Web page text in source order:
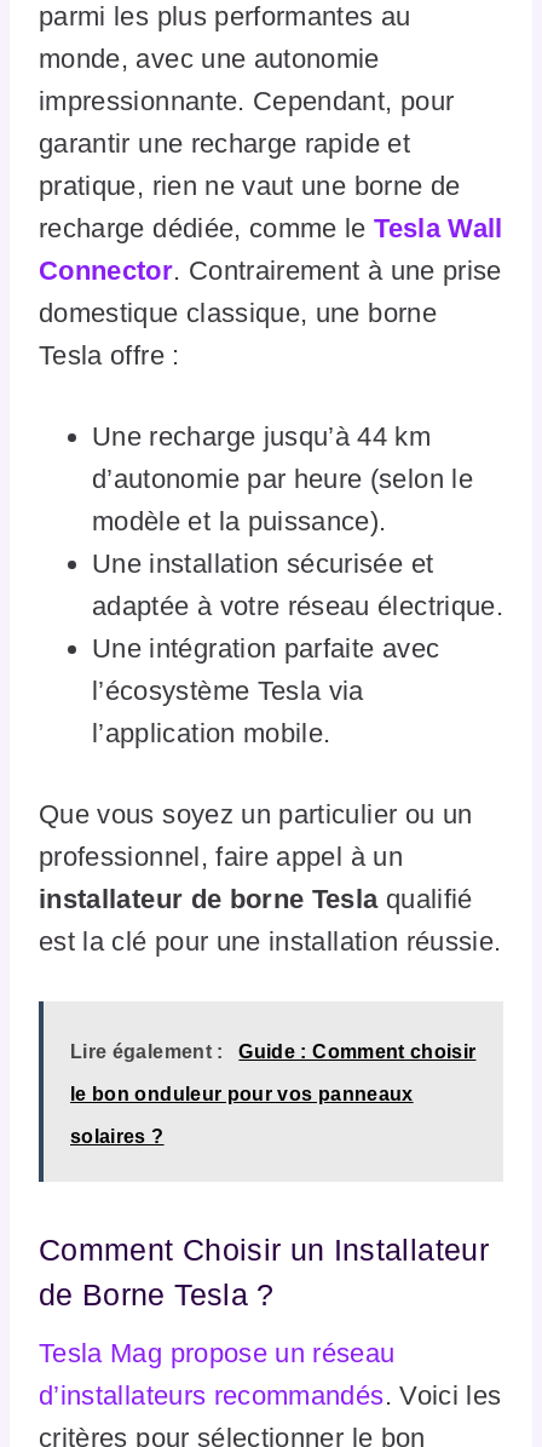
parmi les plus performantes au
monde, avec une autonomie
impressionnante. Cependant, pour
garantir une recharge rapide et
pratique, rien ne vaut une borne de
recharge dédiée, comme leTesla Wall
Connector. Contrairement à une prise
domestique classique, une borne
Tesla offre :
Une recharge jusqu’à 44 km
d’autonomie par heure (selon le
modèle et la puissance).
Une installation sécurisée et
adaptée à votre réseau électrique.
Une intégration parfaite avec
l’écosystème Tesla via
l’application mobile.
Que vous soyez un particulier ou un
professionnel, faire appel à un
installateur de borne Teslaqualifié
est la clé pour une installation réussie.
Lire également : Guide : Comment choisir
le bon onduleur pour vos panneaux
solaires ?
Comment Choisir un Installateur
de Borne Tesla ?
Tesla Mag propose un réseau
d’installateurs recommandés. Voici les
critères pour sélectionner le bon